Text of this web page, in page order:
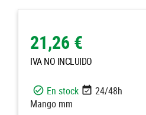
21,26 €
IVA NO INCLUIDO
En stock
24/48h
Mango mm